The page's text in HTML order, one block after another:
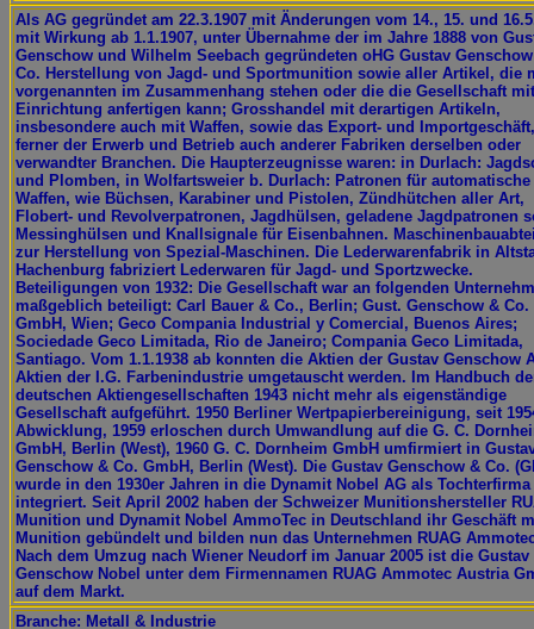
Als AG gegründet am 22.3.1907 mit Änderungen vom 14., 15. und
mit Wirkung ab 1.1.1907, unter Übernahme der im Jahre 1888 von
Genschow und Wilhelm Seebach gegründeten oHG Gustav
Co. Herstellung von Jagd- und Sportmunition sowie aller Artikel, die
vorgenannten im Zusammenhang stehen oder die die Gesellschaft
Einrichtung anfertigen kann; Grosshandel mit derartigen Artikeln,
insbesondere auch mit Waffen, sowie das Export- und Importgeschäft,
ferner der Erwerb und Betrieb auch anderer Fabriken derselben oder
verwandter Branchen. Die Haupterzeugnisse waren: in Durlach:
und Plomben, in Wolfartsweier b. Durlach: Patronen für automatische
Waffen, wie Büchsen, Karabiner und Pistolen, Zündhütchen aller Art,
Flobert- und Revolverpatronen, Jagdhülsen, geladene Jagdpatronen
Messinghülsen und Knallsignale für Eisenbahnen.
zur Herstellung von Spezial-Maschinen. Die Lederwarenfabrik in
Hachenburg fabriziert Lederwaren für Jagd- und Sportzwecke.
Beteiligungen von 1932: Die Gesellschaft war an folgenden
maßgeblich beteiligt: Carl Bauer & Co., Berlin; Gust. Genschow & Co.
GmbH, Wien; Geco Compania Industrial y Comercial, Buenos Aires;
Sociedade Geco Limitada, Rio de Janeiro; Compania Geco Limitada,
Santiago. Vom 1.1.1938 ab konnten die Aktien der Gustav Genschow
Aktien der I.G. Farbenindustrie umgetauscht werden. Im Handbuch
deutschen Aktiengesellschaften 1943 nicht mehr als eigenständige
Gesellschaft aufgeführt. 1950 Berliner Wertpapierbereinigung, seit
Abwicklung, 1959 erloschen durch Umwandlung auf die G. C.
GmbH, Berlin (West), 1960 G. C. Dornheim GmbH umfirmiert in
Genschow & Co. GmbH, Berlin (West). Die Gustav Genschow & Co.
wurde in den 1930er Jahren in die Dynamit Nobel AG als Tochterfirma
integriert. Seit April 2002 haben der Schweizer Munitionshersteller
Munition und Dynamit Nobel AmmoTec in Deutschland ihr Geschäft
Munition gebündelt und bilden nun das Unternehmen RUAG
Nach dem Umzug nach Wiener Neudorf im Januar 2005 ist die Gustav
Genschow Nobel unter dem Firmennamen RUAG Ammotec Austria
auf dem Markt.
Branche: Metall & Industrie